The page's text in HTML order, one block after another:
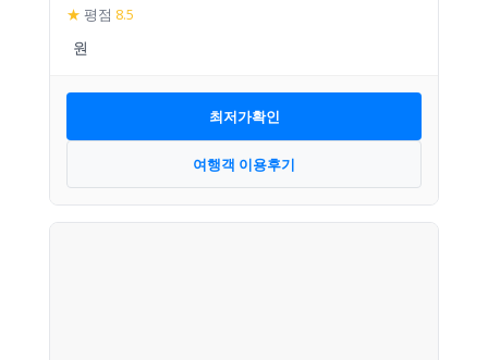
★ 평점 8.5
최저가확인
여행객 이용후기